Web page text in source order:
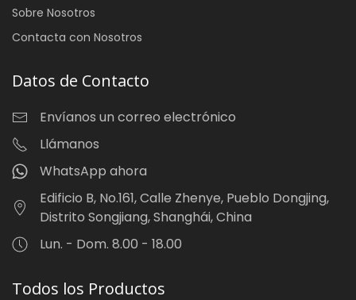
Sobre Nosotros
Contacta con Nosotros
Datos de Contacto
Envíanos un correo electrónico
Llámanos
WhatsApp ahora
Edificio B, No.161, Calle Zhenye, Pueblo Dongjing,
Distrito Songjiang, Shanghái, China
Lun. - Dom. 8.00 - 18.00
Todos los Productos